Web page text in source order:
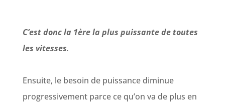
C’est donc la 1ère la plus puissante de toutes
les vitesses.
Ensuite, le besoin de puissance diminue
progressivement parce ce qu’on va de plus en